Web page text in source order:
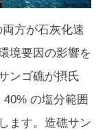
方が石灰化速
境要因の影響を
ンゴ礁が摂氏
の塩分範囲
ます。造礁サン